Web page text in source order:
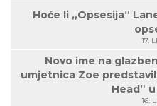
Hoće li „Opsesija“
17.
Novo ime na
umjetnica Zoe
Head”
16.